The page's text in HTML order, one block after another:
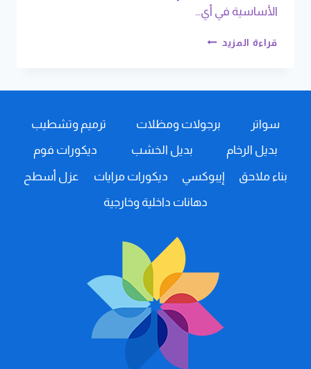
الأساسية في أي…
قراءة المزيد ديكورات
مرايا
مشيط
مرايا
ديكور
للمداخل
تفصيل
مرايا
في
سواتر برجولات ومظلات
ترميم وتشطيب
بديل الرخام
بديل الخشب
ديكورات فوم
بناء ملاحق
إيبوكسي ديكورات مرايات
عزل أسطح
دهانات داخلية وخارجية